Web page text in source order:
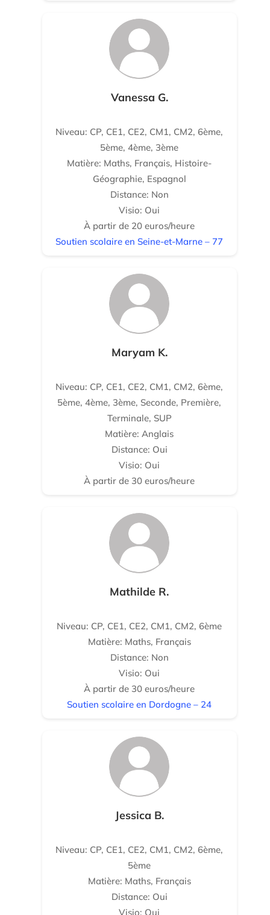
Vanessa G.
Niveau: CP, CE1, CE2, CM1, CM2, 6ème,
5ème, 4ème, 3ème
Matière: Maths, Français, Histoire-
Géographie, Espagnol
Distance: Non
Visio: Oui
À partir de 20 euros/heure
Soutien scolaire en Seine-et-Marne – 77
Maryam K.
Niveau: CP, CE1, CE2, CM1, CM2, 6ème,
5ème, 4ème, 3ème, Seconde, Première,
Terminale, SUP
Matière: Anglais
Distance: Oui
Visio: Oui
À partir de 30 euros/heure
Mathilde R.
Niveau: CP, CE1, CE2, CM1, CM2, 6ème
Matière: Maths, Français
Distance: Non
Visio: Oui
À partir de 30 euros/heure
Soutien scolaire en Dordogne – 24
Jessica B.
Niveau: CP, CE1, CE2, CM1, CM2, 6ème,
5ème
Matière: Maths, Français
Distance: Oui
Visio: Oui